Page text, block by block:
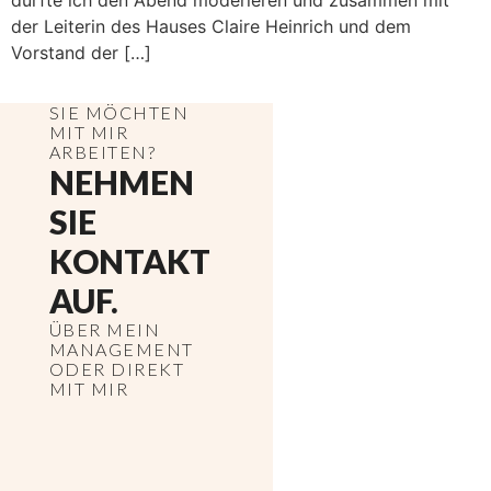
der Leiterin des Hauses Claire Heinrich und dem
Vorstand der […]
SIE MÖCHTEN
MIT MIR
ARBEITEN?
NEHMEN
SIE
KONTAKT
AUF.
ÜBER MEIN
MANAGEMENT
ODER DIREKT
MIT MIR